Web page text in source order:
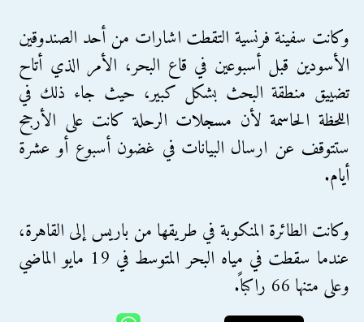
وكانت سفينة فرنسية التقطت اشارات من أحد الصندوقين
الأسودين قبل أسبوعين في قاع البحر، الأمر الذي أتاح
تضييق منطقة البحث بشكل كبير، حيث جاء ذلك في
اللحظة الحاسمة لأن مسجلات الرحلة كانت على الأرجح
ستتوقف عن ارسال البيانات في غضون أسبوع أو عشرة
أيام.
وكانت الطائرة المنكوبة في طريقها من باريس إلى القاهرة،
عندما سقطت في مياه البحر المتوسط في 19 مايو الماضي
وعلى متنها 66 راكباً.